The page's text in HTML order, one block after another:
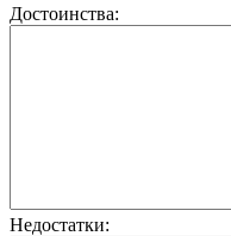
Достоинства:
Недостатки: